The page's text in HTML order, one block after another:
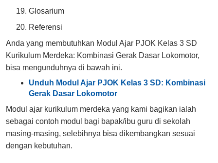
Glosarium
Referensi
Anda yang membutuhkan Modul Ajar PJOK Kelas 3 SD
Kurikulum Merdeka: Kombinasi Gerak Dasar Lokomotor,
bisa mengunduhnya di bawah ini.
Unduh Modul Ajar PJOK Kelas 3 SD: Kombinasi
Gerak Dasar Lokomotor
Modul ajar kurikulum merdeka yang kami bagikan ialah
sebagai contoh modul bagi bapak/ibu guru di sekolah
masing-masing, selebihnya bisa dikembangkan sesuai
dengan kebutuhan.